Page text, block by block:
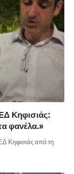
Κηφισιάς:
φανέλα.»
Κηφισιάς από τη